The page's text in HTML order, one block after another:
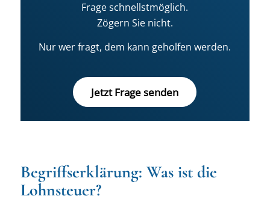
Frage schnellstmöglich.
Zögern Sie nicht.
Nur wer fragt, dem kann geholfen werden.
Jetzt Frage senden
Begriffserklärung: Was ist die
Lohnsteuer?